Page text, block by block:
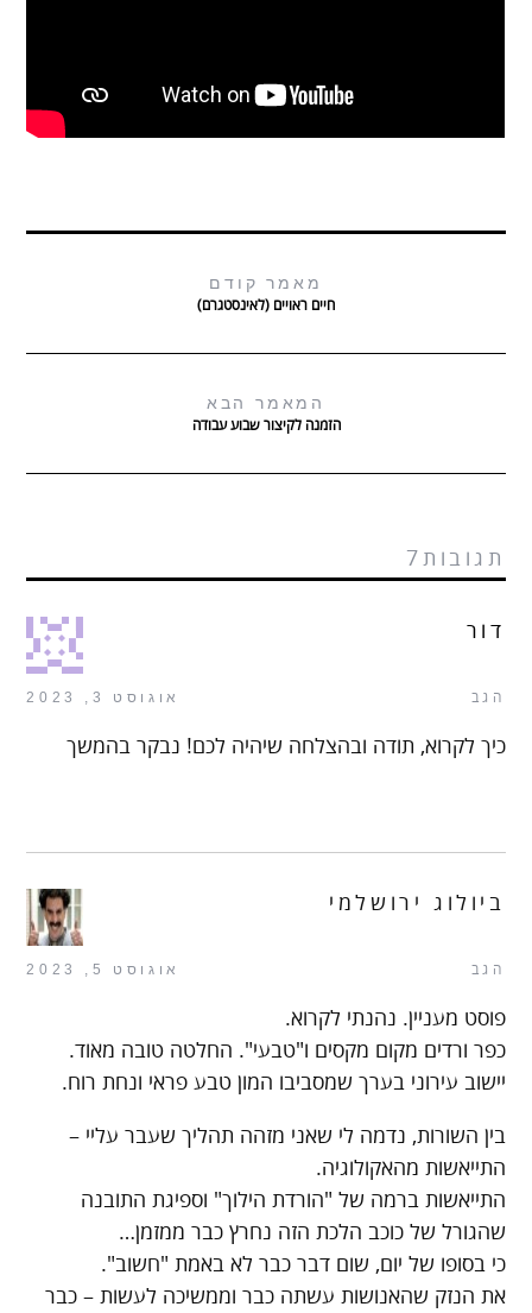
מאמר קודם
חיים ראויים (לאינסטגרם)
המאמר הבא
הזמנה לקיצור שבוע עבודה
תגובות7
הגב אוגוסט 3, 2023
דור
כיך לקרוא, תודה ובהצלחה שיהיה לכם! נבקר בהמשך
הגב אוגוסט 5, 2023
ביולוג ירושלמי
פוסט מעניין. נהנתי לקרוא.
כפר ורדים מקום מקסים ו"טבעי". החלטה טובה מאוד.
יישוב עירוני בערך שמסביבו המון טבע פראי ונחת רוח.
בין השורות, נדמה לי שאני מזהה תהליך שעבר עליי –
התייאשות מהאקולוגיה.
התייאשות ברמה של "הורדת הילוך" וספיגת התובנה
שהגורל של כוכב הלכת הזה נחרץ כבר ממזמן…
כי בסופו של יום, שום דבר כבר לא באמת "חשוב".
את הנזק שהאנושות עשתה כבר וממשיכה לעשות – כבר